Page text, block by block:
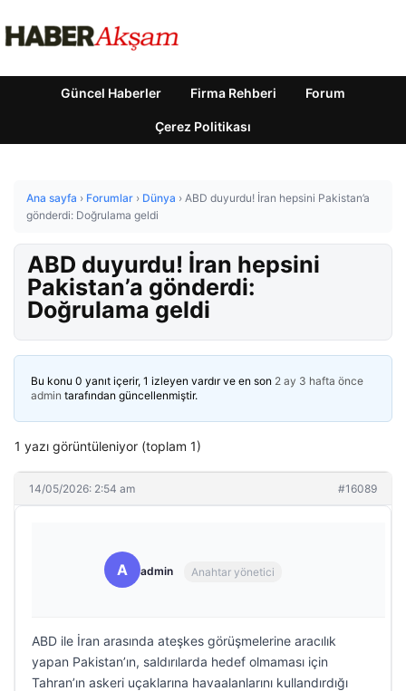
Güncel Haberler Firma Rehberi Forum
Çerez Politikası
Ana sayfa › Forumlar › Dünya › ABD duyurdu! İran hepsini Pakistan’a
gönderdi: Doğrulama geldi
ABD duyurdu! İran hepsini
Pakistan’a gönderdi:
Doğrulama geldi
Bu konu 0 yanıt içerir, 1 izleyen vardır ve en son 2 ay 3 hafta önce
admin tarafından güncellenmiştir.
1 yazı görüntüleniyor (toplam 1)
14/05/2026: 2:54 am #16089
A admin Anahtar yönetici
ABD ile İran arasında ateşkes görüşmelerine aracılık
yapan Pakistan’ın, saldırılarda hedef olmaması için
Tahran’ın askeri uçaklarına havaalanlarını kullandırdığı